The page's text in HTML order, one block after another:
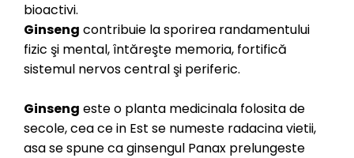
bioactivi.
Ginseng contribuie la sporirea randamentului
fizic şi mental, întăreşte memoria, fortifică
sistemul nervos central şi periferic.
Ginseng este o planta medicinala folosita de
secole, cea ce in Est se numeste radacina vietii,
asa se spune ca ginsengul Panax prelungeste